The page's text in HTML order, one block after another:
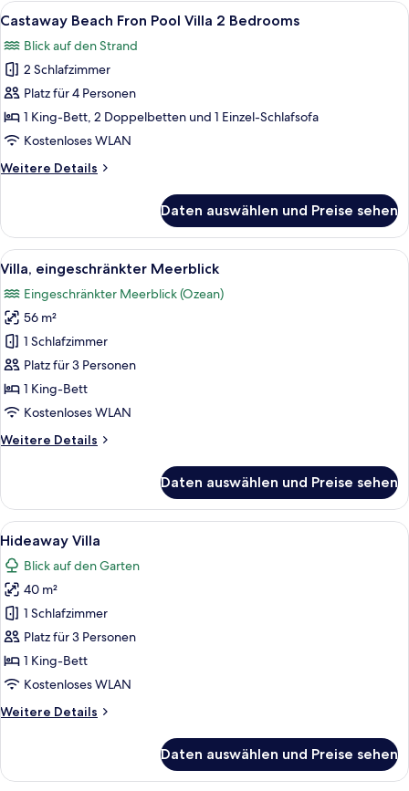
Pool
Bedroom
Alle
Fotos
für
Castaway
Beach
Fron
Pool
2
Castaway Beach Fron Pool Villa 2
7
Castaway Beach Fron Pool Villa 2 Bedrooms
Blick auf den Strand
2 Schlafzimmer
Platz für 4 Personen
1 King-Bett, 2 Doppelbetten und 1 Einzel-Schlafsofa
Kostenloses WLAN
Weitere Details
Weitere
Beach
Fron
Pool
2
Bedrooms
Daten auswählen und Preise sehen
Alle
Fotos
für
Villa,
eingeschränkter
Meerblick
anzeigen
Villa, eingeschränkter Meerblick |
3
Villa, eingeschränkter Meerblick
Eingeschränkter Meerblick (Ozean)
56 m²
1 Schlafzimmer
Platz für 3 Personen
1 King-Bett
Kostenloses WLAN
Weitere Details
Weitere
eingeschränkter
Meerblick
Daten auswählen und Preise sehen
Alle
Fotos
für
Hideaway
Villa
anzeigen
Ein Schlafzimmer mit einem großen
5
Hideaway Villa
Blick auf den Garten
40 m²
1 Schlafzimmer
Platz für 3 Personen
1 King-Bett
Kostenloses WLAN
Weitere Details
Weitere
Villa
Daten auswählen und Preise sehen